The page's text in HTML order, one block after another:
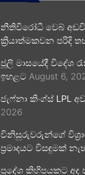
නීතිවිරෝධී වෙබ් අඩවි
ක්‍රියාත්මකවන පරිදි
ජූලි මාසයේදී විදේශ
ඉහළට August 6,
ජැෆ්නා කිංග්ස් LPL
2026
විනිසුරුවරුන්ගේ
ප්‍රමාදයට විසඳුමක්
ප්‍රදේශ කිහිපයකට අද